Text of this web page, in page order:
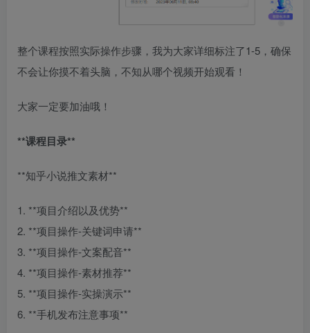
整个课程按照实际操作步骤，我为大家详细标注了1-5，确保
不会让你摸不着头脑，不知从哪个视频开始观看！
大家一定要加油哦！
**课程目录**
**知乎小说推文素材**
1. **项目介绍以及优势**
2. **项目操作-关键词申请**
3. **项目操作-文案配音**
4. **项目操作-素材推荐**
5. **项目操作-实操演示**
6. **手机发布注意事项**